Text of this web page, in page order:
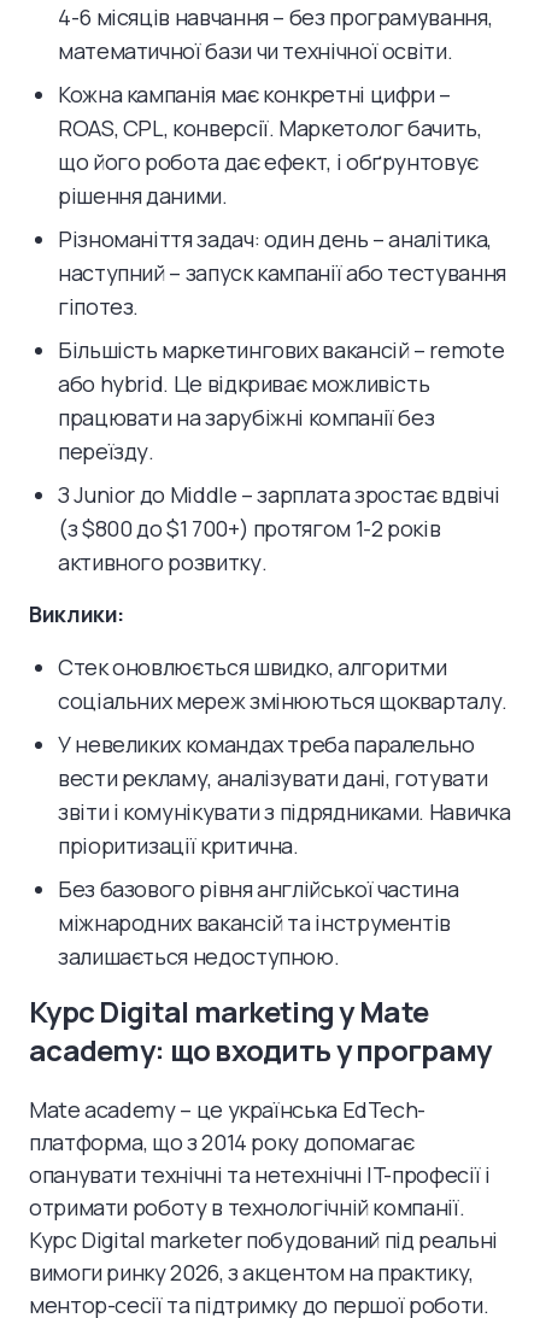
4-6 місяців навчання – без програмування,
математичної бази чи технічної освіти.
Кожна кампанія має конкретні цифри –
ROAS, CPL, конверсії. Маркетолог бачить,
що його робота дає ефект, і обґрунтовує
рішення даними.
Різноманіття задач: один день – аналітика,
наступний – запуск кампанії або тестування
гіпотез.
Більшість маркетингових вакансій – remote
або hybrid. Це відкриває можливість
працювати на зарубіжні компанії без
переїзду.
З Junior до Middle – зарплата зростає вдвічі
(з $800 до $1 700+) протягом 1-2 років
активного розвитку.
Виклики:
Стек оновлюється швидко, алгоритми
соціальних мереж змінюються щокварталу.
У невеликих командах треба паралельно
вести рекламу, аналізувати дані, готувати
звіти і комунікувати з підрядниками. Навичка
пріоритизації критична.
Без базового рівня англійської частина
міжнародних вакансій та інструментів
залишається недоступною.
Курс Digital marketing у Mate
academy: що входить у програму
Mate academy – це українська EdTech-
платформа, що з 2014 року допомагає
опанувати технічні та нетехнічні IT-професії і
отримати роботу в технологічній компанії.
Курс Digital marketer побудований під реальні
вимоги ринку 2026, з акцентом на практику,
ментор-сесії та підтримку до першої роботи.